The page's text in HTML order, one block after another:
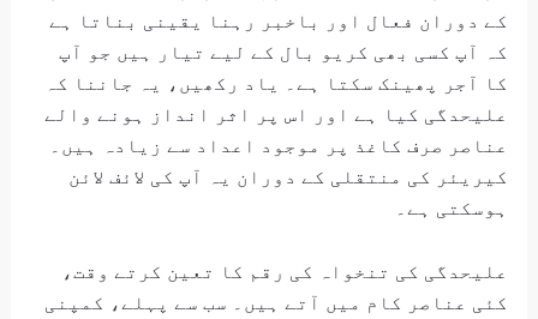
کے دوران فعال اور باخبر رہنا یقینی بناتا ہے
کہ آپ کسی بھی کریو بال کے لیے تیار ہیں جو آپ
کا آجر پھینک سکتا ہے۔ یاد رکھیں، یہ جاننا کہ
علیحدگی کیا ہے اور اس پر اثر انداز ہونے والے
عناصر صرف کاغذ پر موجود اعداد سے زیادہ ہیں۔
کیریئر کی منتقلی کے دوران یہ آپ کی لائف لائن
ہوسکتی ہے۔
علیحدگی کی تنخواہ کی رقم کا تعین کرتے وقت،
کئی عناصر کام میں آتے ہیں۔ سب سے پہلے، کمپنی